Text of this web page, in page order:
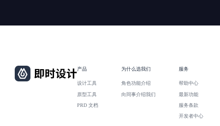
产品
设计工具
原型工具
PRD 文档
为什么选我们
角色功能介绍
向同事介绍我们
服务
帮助中心
最新功能
服务条款
开发者中心